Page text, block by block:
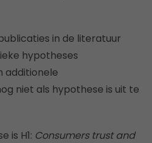
in de literatuur
hypotheses
additionele
niet als hypothese is uit te
is H1: Consumers trust and